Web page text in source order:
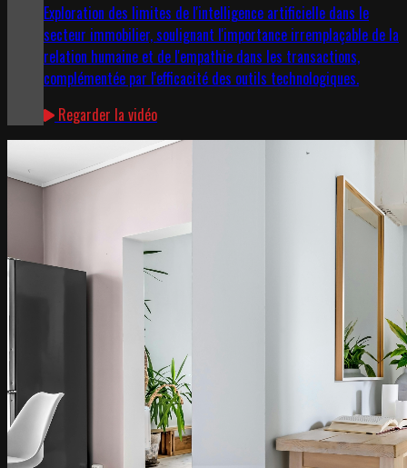
Exploration des limites de l'intelligence artificielle dans le
secteur immobilier, soulignant l'importance irremplaçable de la
relation humaine et de l'empathie dans les transactions,
complémentée par l'efficacité des outils technologiques.
Regarder la vidéo